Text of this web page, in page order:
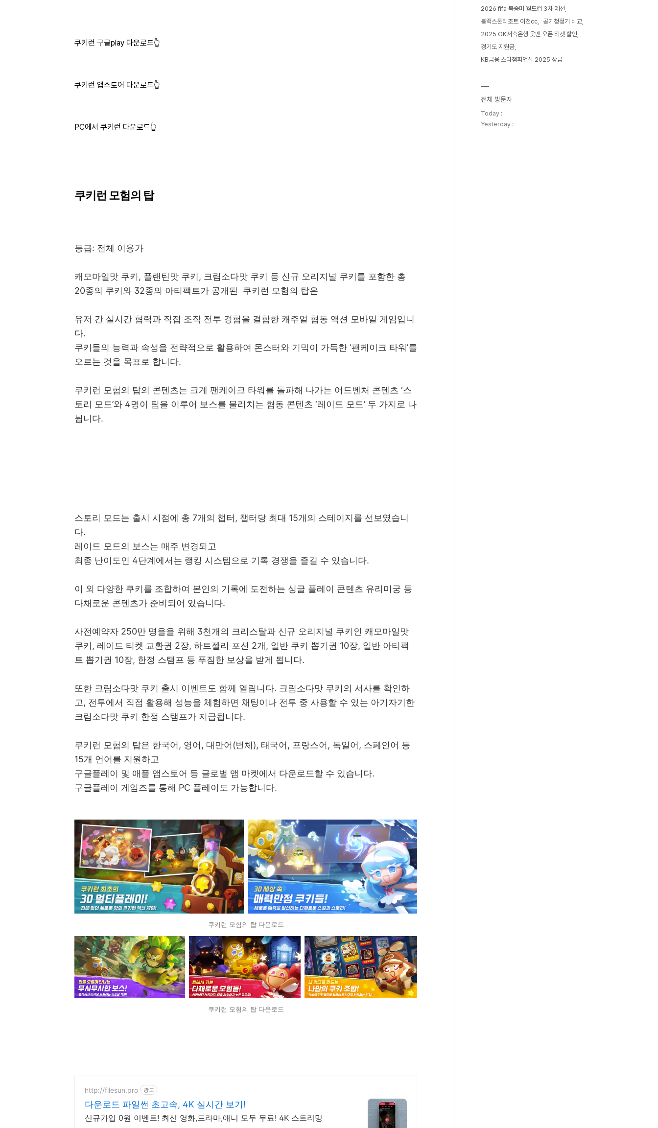
쿠키런 구글play 다운로드👆
쿠키런 앱스토어 다운로드👆
PC에서 쿠키런 다운로드👆
쿠키런 모험의 탑
등급: 전체 이용가
캐모마일맛 쿠키, 플랜틴맛 쿠키, 크림소다맛 쿠키 등 신규 오리지널 쿠키를 포함한 총
20종의 쿠키와 32종의 아티팩트가 공개된 쿠키런 모험의 탑은
유저 간 실시간 협력과 직접 조작 전투 경험을 결합한 캐주얼 협동 액션 모바일 게임입니
다.
쿠키들의 능력과 속성을 전략적으로 활용하여 몬스터와 기믹이 가득한 ‘팬케이크 타워’를
오르는 것을 목표로 합니다.
쿠키런 모험의 탑의 콘텐츠는 크게 팬케이크 타워를 돌파해 나가는 어드벤처 콘텐츠 ‘스
토리 모드’와 4명이 팀을 이루어 보스를 물리치는 협동 콘텐츠 ‘레이드 모드’ 두 가지로 나
뉩니다.
스토리 모드는 출시 시점에 총 7개의 챕터, 챕터당 최대 15개의 스테이지를 선보였습니
다.
레이드 모드의 보스는 매주 변경되고
최종 난이도인 4단계에서는 랭킹 시스템으로 기록 경쟁을 즐길 수 있습니다.
이 외 다양한 쿠키를 조합하여 본인의 기록에 도전하는 싱글 플레이 콘텐츠 유리미궁 등
다채로운 콘텐츠가 준비되어 있습니다.
사전예약자 250만 명을을 위해 3천개의 크리스탈과 신규 오리지널 쿠키인 캐모마일맛
쿠키, 레이드 티켓 교환권 2장, 하트젤리 포션 2개, 일반 쿠키 뽑기권 10장, 일반 아티팩
트 뽑기권 10장, 한정 스탬프 등 푸짐한 보상을 받게 됩니다.
또한 크림소다맛 쿠키 출시 이벤트도 함께 열립니다. 크림소다맛 쿠키의 서사를 확인하
고, 전투에서 직접 활용해 성능을 체험하면 채팅이나 전투 중 사용할 수 있는 아기자기한
크림소다맛 쿠키 한정 스탬프가 지급됩니다.
쿠키런 모험의 탑은 한국어, 영어, 대만어(번체), 태국어, 프랑스어, 독일어, 스페인어 등
15개 언어를 지원하고
구글플레이 및 애플 앱스토어 등 글로벌 앱 마켓에서 다운로드할 수 있습니다.
구글플레이 게임즈를 통해 PC 플레이도 가능합니다.
쿠키런 모험의 탑 다운로드
쿠키런 모험의 탑 다운로드
http://filesun.pro 광고
다운로드 파일썬 초고속, 4K 실시간 보기!
신규가입 0원 이벤트! 최신 영화,드라마,애니 모두 무료! 4K 스트리밍
2026 fifa 북중미 월드컵 3차 예선
블랙스톤리조트 이천cc
공기청정기 비교
2025 OK저축은행 읏맨 오픈 티켓 할인
경기도 지원금
KB금융 스타챔피언십 2025 상금
전체 방문자
Today :
Yesterday :